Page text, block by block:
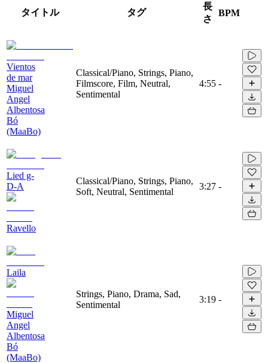
タイトル タグ
長
さ
BPM
Vientos
de mar
Miguel
Angel
Albentosa
Bó
(MaaBo)
Classical/Piano, Strings, Piano,
Filmscore, Film, Neutral,
Sentimental
4:55 -
Lied g-
D-A
Ravello
Classical/Piano, Strings, Piano,
Soft, Neutral, Sentimental
3:27 -
Laila
Miguel
Angel
Albentosa
Bó
(MaaBo)
Strings, Piano, Drama, Sad,
Sentimental
3:19 -